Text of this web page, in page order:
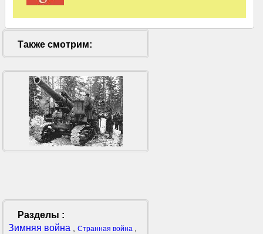
Также смотрим:
Разделы :
Зимняя война
Странная война